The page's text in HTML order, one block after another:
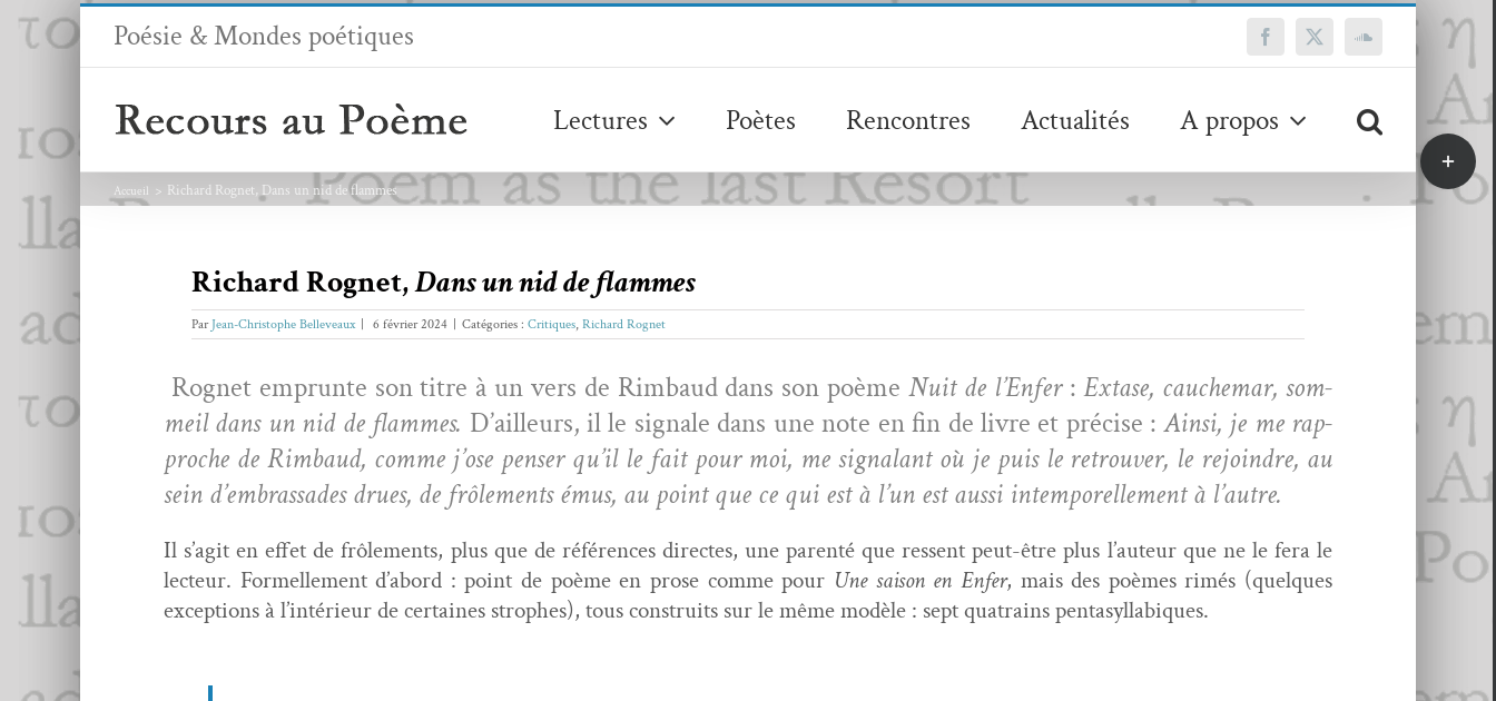
Passer
Poésie & Mondes poétiques Facebook
X SoundCloud
Lectures Poètes Rencontres Actualités A propos
Accueil Richard Rognet, Dans un nid de flammes
Richard Rognet,Dans un nid de flammes
Par Jean-Christophe Belleveaux 6 février 2024 Catégories : Critiques, Richard Rognet
Rognet emprunte son titre à un vers de Rim­baud dans son poème Nuit de l’En­fer :Extase, cauchemar, som­
meil dans un nid de flammes. D’ailleurs, il le sig­nale dans une note en fin de livre et pré­cise :Ain­si, je me rap­
proche de Rim­baud, comme j’ose penser qu’il le fait pour moi, me sig­nalant où je puis le retrou­ver, le rejoin­dre, au
sein d’embrassades drues, de frôle­ments émus, au point que ce qui est à l’un est aus­si intem­porelle­ment à l’autre.
Il s’ag­it en effet de frôle­ments, plus que de références directes, une par­en­té que ressent peut-être plus l’au­teur que ne le fera le
lecteur. Formelle­ment d’abord : point de poème en prose comme pour Une sai­son en Enfer, mais des poèmes rimés (quelques
excep­tions à l’in­térieur de cer­taines stro­phes), tous con­stru­its sur le même mod­èle : sept qua­trains pentasyllabiques.
Bascule
de
la
barre